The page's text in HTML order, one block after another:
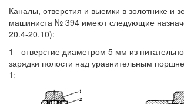
Каналы, отверстия и выемки в золотнике и
машиниста № 394 имеют следующие
20.4-20.10):
1 - отверстие диаметром 5 мм из
зарядки полости над уравнительным
1;